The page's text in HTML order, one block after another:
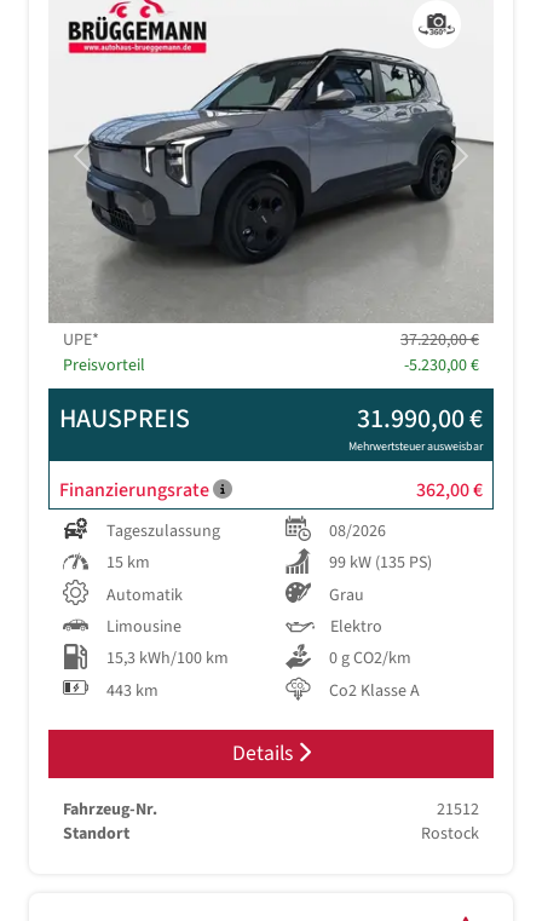
Previous Next
UPE*
37.220,00 €
Preisvorteil
-5.230,00 €
HAUSPREIS 31.990,00 €
Mehrwertsteuer ausweisbar
Finanzierungsrate 362,00 €
Tageszulassung
08/2026
15 km
99 kW (135 PS)
Automatik
Grau
Limousine
Elektro
15,3 kWh/100 km
0 g CO2/km
443 km
Co2 Klasse A
Details
Fahrzeug-Nr.
21512
Standort
Rostock